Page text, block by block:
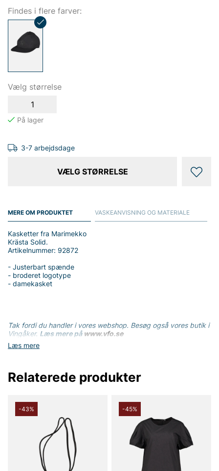
Findes i flere farver:
Vælg størrelse
1
3-7 arbejdsdage
VÆLG STØRRELSE
MERE OM PRODUKTET
Læs mere
Kasketter fra Marimekko
Krästa Solid.
Artikelnummer: 92872
- Justerbart spænde
- broderet logotype
- damekasket
Tak fordi du handler i vores webshop. Besøg også vores butik i
Vingåker. Læs mere på www.vfo.se
VASKEANVISNING OG MATERIALE
Relaterede produkter
-43% -45%